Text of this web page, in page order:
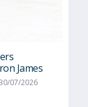
James
07/2026